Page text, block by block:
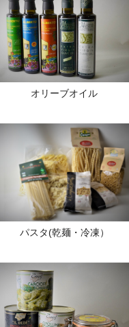
オリーブオイル
パスタ(乾麺・冷凍）